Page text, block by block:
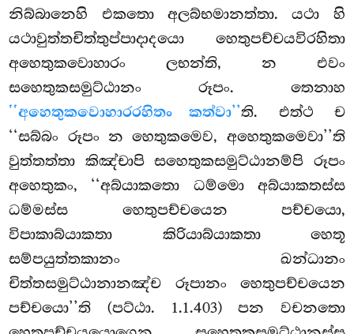
නිබ්බානෙහි එකතො අලබ්භමානත්තා. යථා හි
යථාවුත්තචිත්තුප්පාදාදයො හෙතුපච්චයවිරහිතා
අහෙතුකවොහාරං ලභන්ති, න එවං
සහෙතුකසමුට්ඨානං රූපං. තෙනාහ
‘‘අහෙතුකවොහාරරහිතං කත්වා’’ති. එත්ථ ච
‘‘සබ්බං රූපං න හෙතුකමෙව, අහෙතුකමෙවා’’ති
වුත්තත්තා කිඤ්චාපි සහෙතුකසමුට්ඨානම්පි රූපං
අහෙතුකං, ‘‘අබ්යාකතො ධම්මො අබ්යාකතස්ස
ධම්මස්ස හෙතුපච්චයෙන පච්චයො,
විපාකාබ්යාකතා කිරියාබ්යාකතා හෙතූ
සම්පයුත්තකානං ඛන්ධානං
චිත්තසමුට්ඨානානඤ්ච රූපානං හෙතුපච්චයෙන
පච්චයො’’ති (පට්ඨා. 1.1.403) පන වචනතො